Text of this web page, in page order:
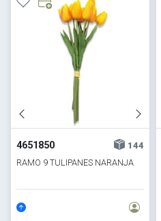
4651850
144
RAMO 9 TULIPANES NARANJA